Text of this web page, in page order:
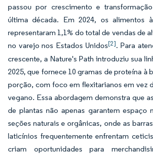
passou por crescimento e
última década. Em 2024, os alimentos
representaram 1,1% do total de vendas de
no varejo nos Estados Unidos[2]. Para
crescente, a Nature's Path introduziu sua
2025, que fornece 10 gramas de proteína à
porção, com foco em flexitarianos em vez
vegano. Essa abordagem demonstra que
de plantas não apenas garantem espaço
seções naturais e orgânicas, onde as
laticínios frequentemente enfrentam
criam oportunidades para